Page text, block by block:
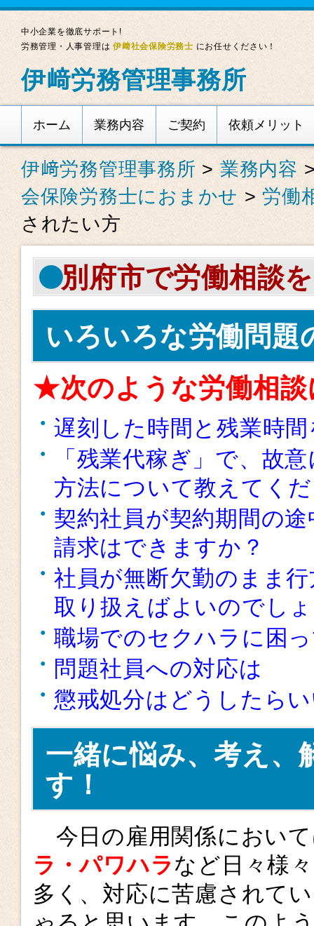
中小企業を徹底サポート!
労務管理・人事管理は伊﨑社会保険労務士 にお任せください！
伊﨑労務管理事務所
ホーム 業務内容 ご契約 依頼メリット
伊﨑労務管理事務所 > 業務内容
会保険労務士におまかせ > 労働
されたい方
別府市で労働相談
いろいろな労働問題
★次のような労働相
遅刻した時間と残業時
「残業代稼ぎ」で、故
方法について教えてく
契約社員が契約期間の
請求はできますか？
社員が無断欠勤のまま
取り扱えばよいのでし
職場でのセクハラに困
問題社員への対応は
懲戒処分はどうしたら
一緒に悩み、考え、
す！
今日の雇用関係におい
ラ・パワハラなど日々様
多く、対応に苦慮されて